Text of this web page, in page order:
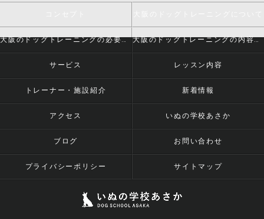
大阪のドッグトレーニングの必要とされる理由 大阪のドッグトレーニングの内容について
サービス レッスン内容
トレーナー・施設紹介 新着情報
アクセス いぬの学校あさか
ブログ お問い合わせ
プライバシーポリシー サイトマップ